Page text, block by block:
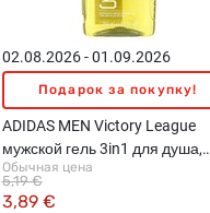
02.08.2026 - 01.09.2026
Подарок за покупку!
ADIDAS MEN Victory League
мужской гель 3in1 для душа,
250мл
Обычная цена
3,89 €
5,19 €